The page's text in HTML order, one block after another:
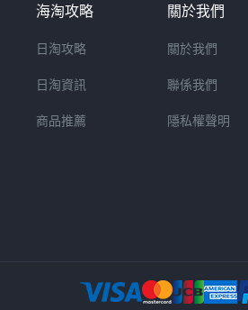
海淘攻略
日淘攻略
日淘資訊
商品推薦
關於我們
關於我們
聯係我們
隱私權聲明